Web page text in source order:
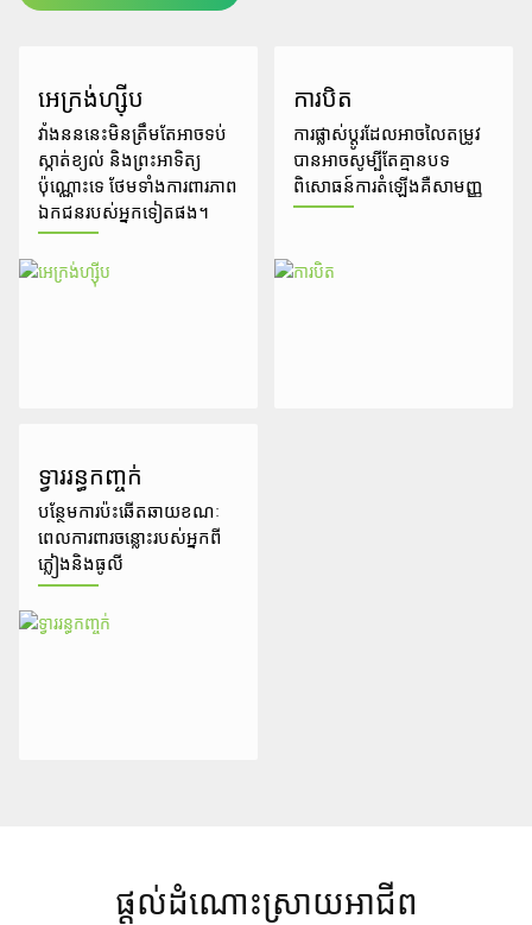
អេក្រង់ហ្ស៊ីប
វាំងនននេះមិនត្រឹមតែអាចទប់
ស្កាត់ខ្យល់ និងព្រះអាទិត្យ
ប៉ុណ្ណោះទេ ថែមទាំងការពារភាព
ឯកជនរបស់អ្នកទៀតផង។
ការបិត
ការផ្លាស់ប្តូរដែលអាចលៃតម្រូវ
បានអាចសូម្បីតែគ្មានបទ
ពិសោធន៍ការតំឡើងគឺសាមញ្ញ
ទ្វាររន្ធកញ្ចក់
បន្ថែមការប៉ះឆើតឆាយខណៈ
ពេលការពារចន្លោះរបស់អ្នកពី
ភ្លៀងនិងធូលី
ផ្តល់ដំណោះស្រាយអាជីព